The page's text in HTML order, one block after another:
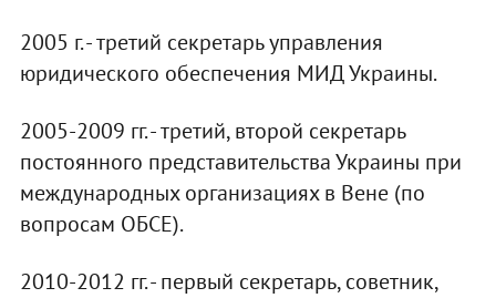
2005 г. - третий секретарь управления
юридического обеспечения МИД Украины.
2005-2009 гг. - третий, второй секретарь
постоянного представительства Украины при
международных организациях в Вене (по
вопросам ОБСЕ).
2010-2012 гг. - первый секретарь, советник,